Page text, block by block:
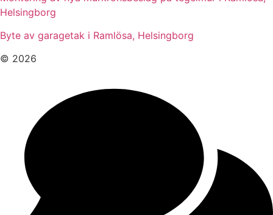
Helsingborg
Byte av garagetak i Ramlösa, Helsingborg
© 2026